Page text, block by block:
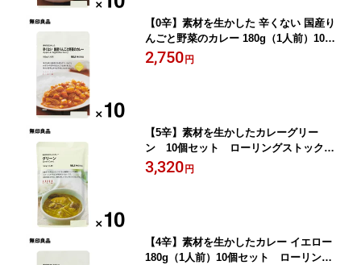
【0辛】素材を生かした 辛くない 国産り
んごと野菜のカレー 180g（1人前）10個
セット ローリングストック 備蓄 防災
【無印良品 公式】
2,750 円
【5辛】素材を生かしたカレーグリー
ン 10個セット ローリングストック
備蓄 防災【無印良品 公式】
3,320 円
【4辛】素材を生かしたカレー イエロー
180g（1人前）10個セット ローリング